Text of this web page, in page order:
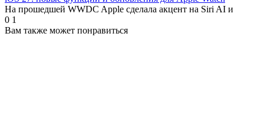
На прошедшей WWDC Apple сделала акцент на Siri AI и
0 1
Вам также может понравиться